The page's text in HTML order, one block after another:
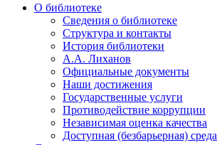
О библиотеке
Сведения о библиотеке
Структура и контакты
История библиотеки
А.А. Лиханов
Официальные документы
Наши достижения
Государственные услуги
Противодействие коррупции
Независимая оценка качества
Доступная (безбарьерная) среда